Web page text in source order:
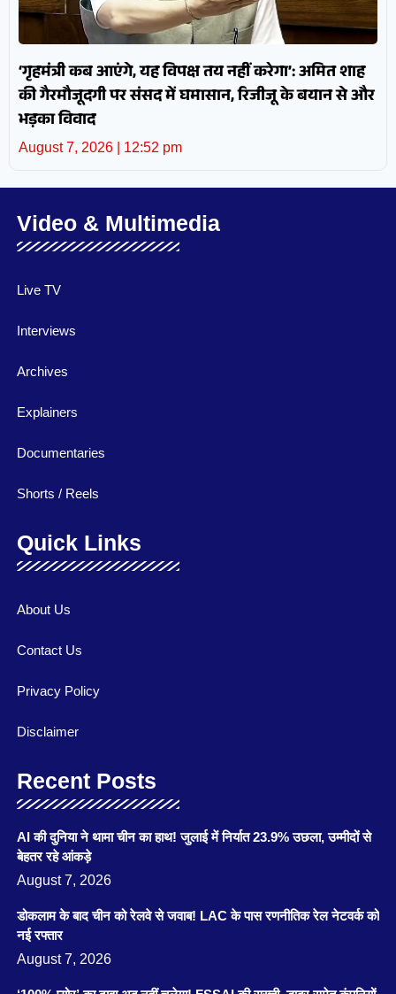
‘गृहमंत्री कब आएंगे, यह विपक्ष तय नहीं करेगा’: अमित शाह
की गैरमौजूदगी पर संसद में घमासान, रिजीजू के बयान से और
भड़का विवाद
August 7, 2026 12:52 pm
Video & Multimedia
Live TV
Interviews
Archives
Explainers
Documentaries
Shorts / Reels
Quick Links
About Us
Contact Us
Privacy Policy
Disclaimer
Recent Posts
AI की दुनिया ने थामा चीन का हाथ! जुलाई में निर्यात 23.9% उछला, उम्मीदों से
बेहतर रहे आंकड़े
August 7, 2026
डोकलाम के बाद चीन को रेलवे से जवाब! LAC के पास रणनीतिक रेल नेटवर्क को
नई रफ्तार
August 7, 2026